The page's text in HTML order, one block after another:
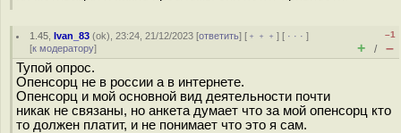
1.45 ,Ivan_83 (ok), 23:24, 21/12/2023 [ответить] [ ﹢﹢﹢] [ · · ·]
[к модератору]
–1
+ / –
Тупой опрос.
Опенсорц не в россии а в интернете.
Опенсорц и мой основной вид деятельности почти
никак не связаны, но анкета думает что за мой опенсорц кто
то должен платит, и не понимает что это я сам.